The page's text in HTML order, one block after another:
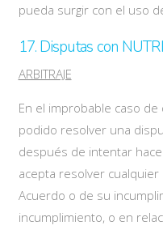
pueda surgir con el uso
17. Disputas con
ARBITRAJE
En el improbable caso de
podido resolver una
después de intentar
acepta resolver
Acuerdo o de su
incumplimiento, o en